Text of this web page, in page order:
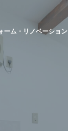
ーム・リノベーション